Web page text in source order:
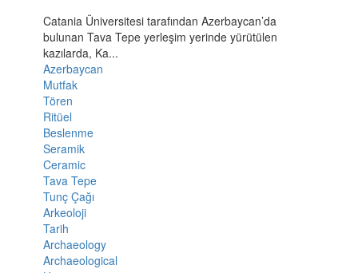
Catania Üniversitesi tarafından Azerbaycan’da
bulunan Tava Tepe yerleşim yerinde yürütülen
kazılarda, Ka...
Azerbaycan
Mutfak
Tören
Ritüel
Beslenme
Seramik
Ceramic
Tava Tepe
Tunç Çağı
Arkeoloji
Tarih
Archaeology
Archaeological